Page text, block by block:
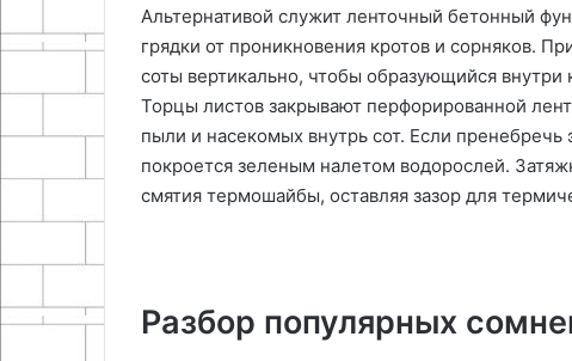
Альтернативой служит ленточный бетонный
грядки от проникновения кротов и сорняков.
соты вертикально, чтобы образующийся внутри
Торцы листов закрывают перфорированной
пыли и насекомых внутрь сот. Если
покроется зеленым налетом водорослей.
смятия термошайбы, оставляя зазор для
Разбор популярных